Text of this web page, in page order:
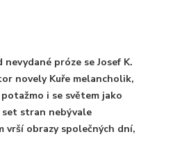
próze se Josef K.
novely Kuře melancholik,
i se světem jako
set stran nebývale
vrší obrazy společných dní,